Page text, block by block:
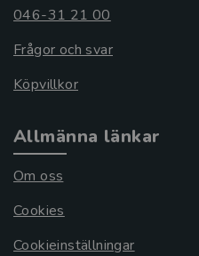
046-31 21 00
Frågor och svar
Köpvillkor
Allmänna länkar
Om oss
Cookies
Cookieinställningar